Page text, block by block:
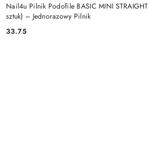
Nail4u Pilnik Podofile BASIC MINI
sztuk) – Jednorazowy Pilnik
Cena:
33.75